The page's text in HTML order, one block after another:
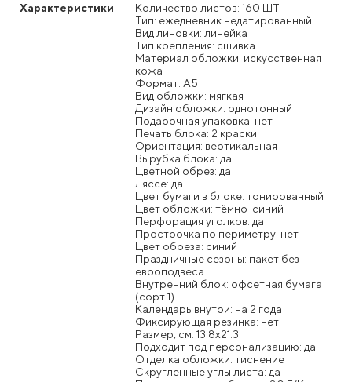
Характеристики
Количество листов: 160 ШТ
Тип: ежедневник недатированный
Вид линовки: линейка
Тип крепления: сшивка
Материал обложки: искусственная
кожа
Формат: А5
Вид обложки: мягкая
Дизайн обложки: однотонный
Подарочная упаковка: нет
Печать блока: 2 краски
Ориентация: вертикальная
Вырубка блока: да
Цветной обрез: да
Ляссе: да
Цвет бумаги в блоке: тонированный
Цвет обложки: тёмно-синий
Перфорация уголков: да
Прострочка по периметру: нет
Цвет обреза: синий
Праздничные сезоны: пакет без
европодвеса
Внутренний блок: офсетная бумага
(сорт 1)
Календарь внутри: на 2 года
Фиксирующая резинка: нет
Размер, см: 13.8x21.3
Подходит под персонализацию: да
Отделка обложки: тиснение
Скругленные углы листа: да